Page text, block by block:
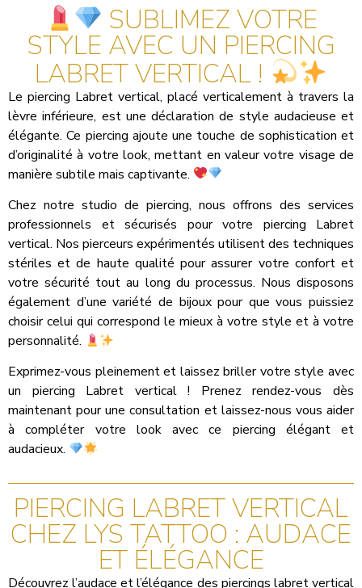
SUBLIMEZ VOTRE
STYLE AVEC UN PIERCING
LABRET VERTICAL !
Le piercing Labret vertical, placé verticalement à travers la
lèvre inférieure, est une déclaration de style audacieuse et
élégante. Ce piercing ajoute une touche de sophistication et
d’originalité à votre look, mettant en valeur votre visage de
manière subtile mais captivante.
Chez notre studio de piercing, nous offrons des services
professionnels et sécurisés pour votre piercing Labret
vertical. Nos pierceurs expérimentés utilisent des techniques
stériles et de haute qualité pour assurer votre confort et
votre sécurité tout au long du processus. Nous disposons
également d’une variété de bijoux pour que vous puissiez
choisir celui qui correspond le mieux à votre style et à votre
personnalité.
Exprimez-vous pleinement et laissez briller votre style avec
un piercing Labret vertical ! Prenez rendez-vous dès
maintenant pour une consultation et laissez-nous vous aider
à compléter votre look avec ce piercing élégant et
audacieux.
PIERCING LABRET VERTICAL
CHEZ LYS TATTOO : AUDACE
ET ÉLÉGANCE
Découvrez l’audace et l’élégance des piercings labret vertical